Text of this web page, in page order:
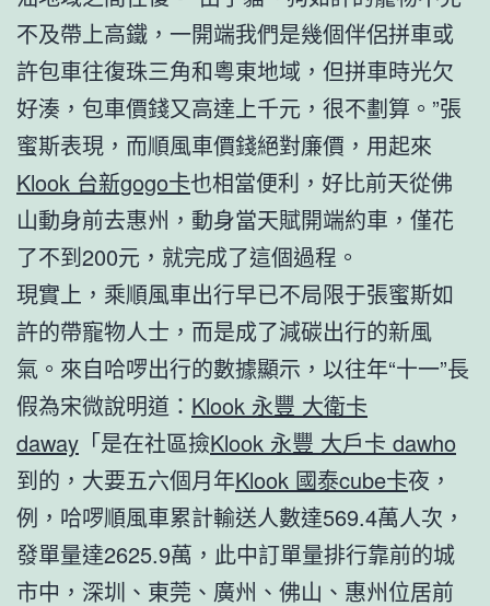
不及帶上高鐵，一開端我們是幾個伴侶拼車或
許包車往復珠三角和粵東地域，但拼車時光欠
好湊，包車價錢又高達上千元，很不劃算。”張
蜜斯表現，而順風車價錢絕對廉價，用起來
Klook 台新gogo卡也相當便利，好比前天從佛
山動身前去惠州，動身當天賦開端約車，僅花
了不到200元，就完成了這個過程。
現實上，乘順風車出行早已不局限于張蜜斯如
許的帶寵物人士，而是成了減碳出行的新風
氣。來自哈啰出行的數據顯示，以往年“十一”長
假為宋微說明道： Klook 永豐 大衛卡
daway 「是在社區撿Klook 永豐 大戶卡 dawho
到的，大要五六個月年Klook 國泰cube卡夜，
例，哈啰順風車累計輸送人數達569.4萬人次，
發單量達2625.9萬，此中訂單量排行靠前的城
市中，深圳、東莞、廣州、佛山、惠州位居前